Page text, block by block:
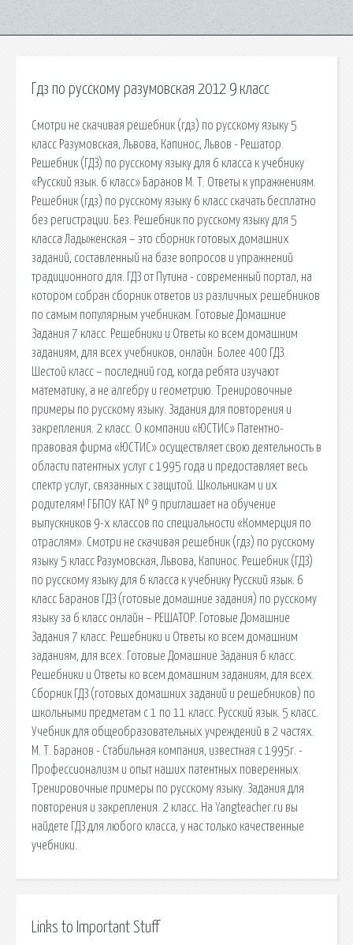
Гдз по русскому разумовская 2012 9 класс
Смотри не скачивая решебник (гдз) по русскому языку 5
класс Разумовская, Львова, Капинос, Львов - Решатор.
Решебник (ГДЗ) по русскому языку для 6 класса к учебнику
«Русский язык. 6 класс» Баранов М. Т. Ответы к упражнениям.
Решебник (гдз) по русскому языку 6 класс скачать бесплатно
без регистрации. Без. Решебник по русскому языку для 5
класса Ладыженская – это сборник готовых домашних
заданий, составленный на базе вопросов и упражнений
традиционного для. ГДЗ от Путина - современный портал, на
котором собран сборник ответов из различных решебников
по самым популярным учебникам. Готовые Домашние
Задания 7 класс. Решебники и Ответы ко всем домашним
заданиям, для всех учебников, онлайн. Более 400 ГДЗ.
Шестой класс – последний год, когда ребята изучают
математику, а не алгебру и геометрию. Тренировочные
примеры по русскому языку. Задания для повторения и
закрепления. 2 класс. О компании «ЮСТИС» Патентно-
правовая фирма «ЮСТИС» осуществляет свою деятельность в
области патентных услуг с 1995 года и предоставляет весь
спектр услуг, связанных с защитой. Школьникам и их
родителям! ГБПОУ КАТ № 9 приглашает на обучение
выпускников 9-х классов по специальности «Коммерция по
отраслям». Смотри не скачивая решебник (гдз) по русскому
языку 5 класс Разумовская, Львова, Капинос. Решебник (ГДЗ)
по русскому языку для 6 класса к учебнику Русский язык. 6
класс Баранов ГДЗ (готовые домашние задания) по русскому
языку за 6 класс онлайн – РЕШАТОР. Готовые Домашние
Задания 7 класс. Решебники и Ответы ко всем домашним
заданиям, для всех. Готовые Домашние Задания 6 класс.
Решебники и Ответы ко всем домашним заданиям, для всех.
Сборник ГДЗ (готовых домашних заданий и решебников) по
школьными предметам с 1 по 11 класс. Русский язык. 5 класс.
Учебник для общеобразовательных учреждений в 2 частях.
М. Т. Баранов - Стабильная компания, известная с 1995г. -
Профессионализм и опыт наших патентных поверенных.
Тренировочные примеры по русскому языку. Задания для
повторения и закрепления. 2 класс. На Yangteacher.ru вы
найдете ГДЗ для любого класса, у нас только качественные
учебники.
Links to Important Stuff